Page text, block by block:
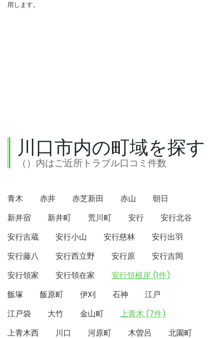
用します。
川口市内の町域を探す
（）内はご近所トラブル口コミ件数
青木 赤井 赤芝新田 赤山
朝日
新井宿
新井町 荒川町 安行
安行北谷
安行吉蔵
安行小山 安行慈林
安行出羽
安行藤八
安行西立野 安行原
安行吉岡
安行領家
安行領在家
安行領根岸 (1件)
飯塚
飯原町 伊刈 石神
江戸
江戸袋
大竹 金山町
上青木 (7件)
上青木西
川口 河原町 木曽呂 北園町